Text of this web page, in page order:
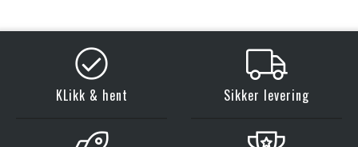
KLikk & hent Sikker levering